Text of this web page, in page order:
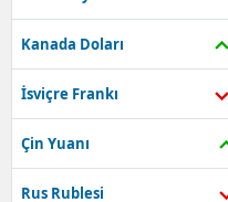
Kanada Doları
İsviçre Frankı
Çin Yuanı
Rus Rublesi